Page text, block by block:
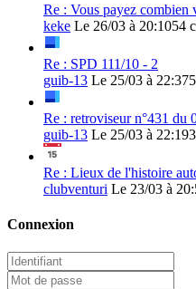
Re : Vous payez combien
keke Le 26/03 à 20:1054
Re : SPD 111/10 - 2
guib-13 Le 25/03 à 22:37
Re : retroviseur n°431 du
guib-13 Le 25/03 à 22:19
Re : Lieux de l'histoire
clubventuri Le 23/03 à
Connexion